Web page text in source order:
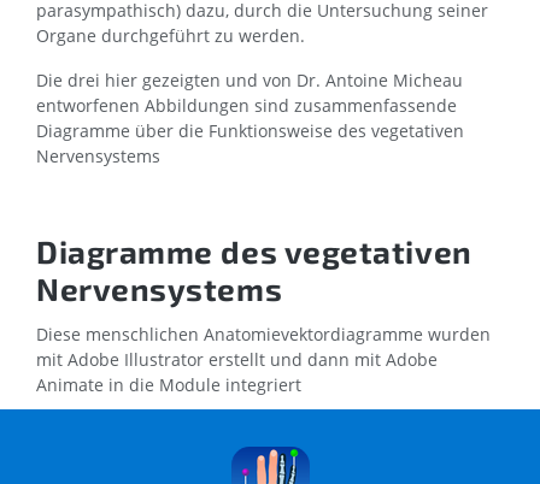
parasympathisch) dazu, durch die Untersuchung seiner
Organe durchgeführt zu werden.
Die drei hier gezeigten und von Dr. Antoine Micheau
entworfenen Abbildungen sind zusammenfassende
Diagramme über die Funktionsweise des vegetativen
Nervensystems
Diagramme des vegetativen
Nervensystems
Diese menschlichen Anatomievektordiagramme wurden
mit Adobe Illustrator erstellt und dann mit Adobe
Animate in die Module integriert
vegetativen Nervensystem, wobei die Fasern aus dem